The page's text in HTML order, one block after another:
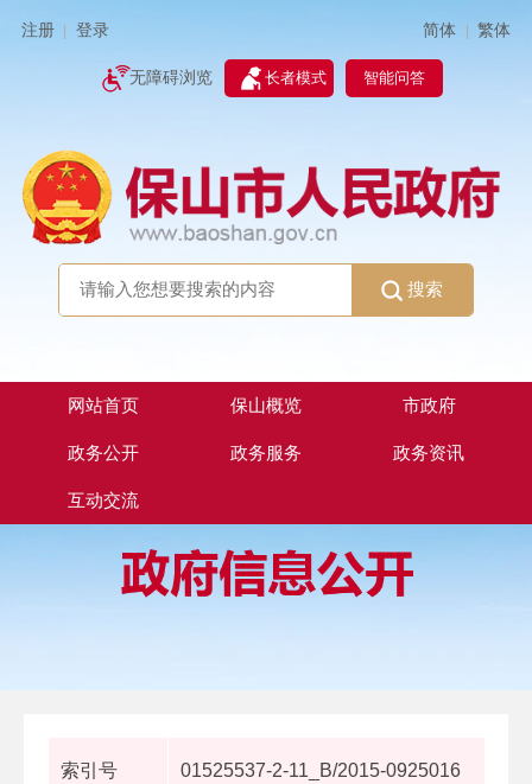
注册 登录 简体 | 繁体
无障碍浏览 长者模式 智能问答
搜索
网站首页 保山概览 市政府
政务公开 政务服务 政务资讯
互动交流
索引号 01525537-2-11_B/2015-0925016